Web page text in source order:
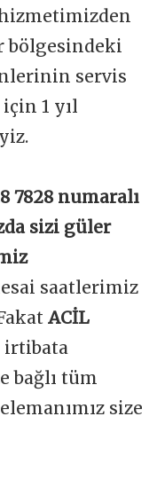
bölgesindeki
servis
1 yıl
7828 numaralı
sizi güler
saatlerimiz
ACİL
irtibata
bağlı tüm
size